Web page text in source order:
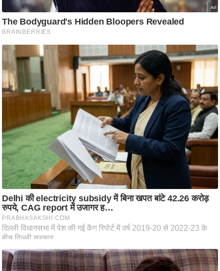
ध
र्म
ति
प्र
भु
मा
/
र्म
स्थ
ल
व्र
त
त्यो
हा
र